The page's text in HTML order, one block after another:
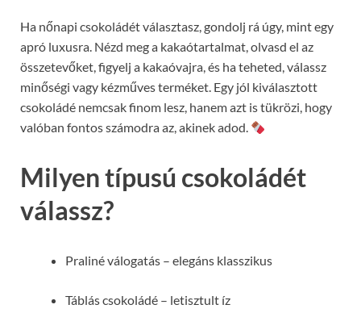
Ha nőnapi csokoládét választasz, gondolj rá úgy, mint egy
apró luxusra. Nézd meg a kakaótartalmat, olvasd el az
összetevőket, figyelj a kakaóvajra, és ha teheted, válassz
minőségi vagy kézműves terméket. Egy jól kiválasztott
csokoládé nemcsak finom lesz, hanem azt is tükrözi, hogy
valóban fontos számodra az, akinek adod.
Milyen típusú csokoládét
válassz?
Praliné válogatás – elegáns klasszikus
Táblás csokoládé – letisztult íz